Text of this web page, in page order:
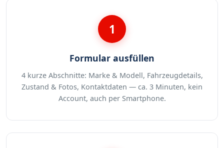
1
Formular ausfüllen
4 kurze Abschnitte: Marke & Modell, Fahrzeugdetails,
Zustand & Fotos, Kontaktdaten — ca. 3 Minuten, kein
Account, auch per Smartphone.